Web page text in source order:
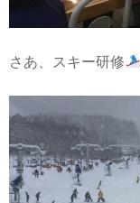
さあ、スキー研修